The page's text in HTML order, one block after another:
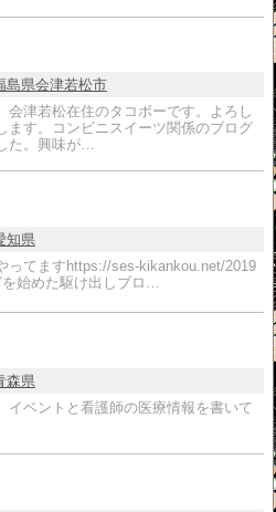
島県会津若松市
会津若松在住のタコボーです。よろし
ます。コンビニスイーツ関係のブログ
た。興味が…
知県
ってますhttps://ses-kikankou.net/2019
始めた駆け出しブロ…
森県
イベントと看護師の医療情報を書いて